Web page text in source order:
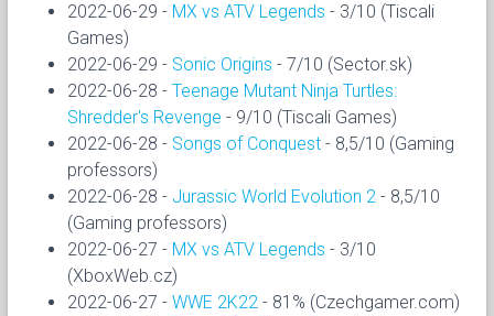
2022-06-29 - MX vs ATV Legends - 3/10 (Tiscali
Games)
2022-06-29 - Sonic Origins - 7/10 (Sector.sk)
2022-06-28 - Teenage Mutant Ninja Turtles:
Shredder's Revenge - 9/10 (Tiscali Games)
2022-06-28 - Songs of Conquest - 8,5/10 (Gaming
professors)
2022-06-28 - Jurassic World Evolution 2 - 8,5/10
(Gaming professors)
2022-06-27 - MX vs ATV Legends - 3/10
(XboxWeb.cz)
2022-06-27 - WWE 2K22 - 81% (Czechgamer.com)